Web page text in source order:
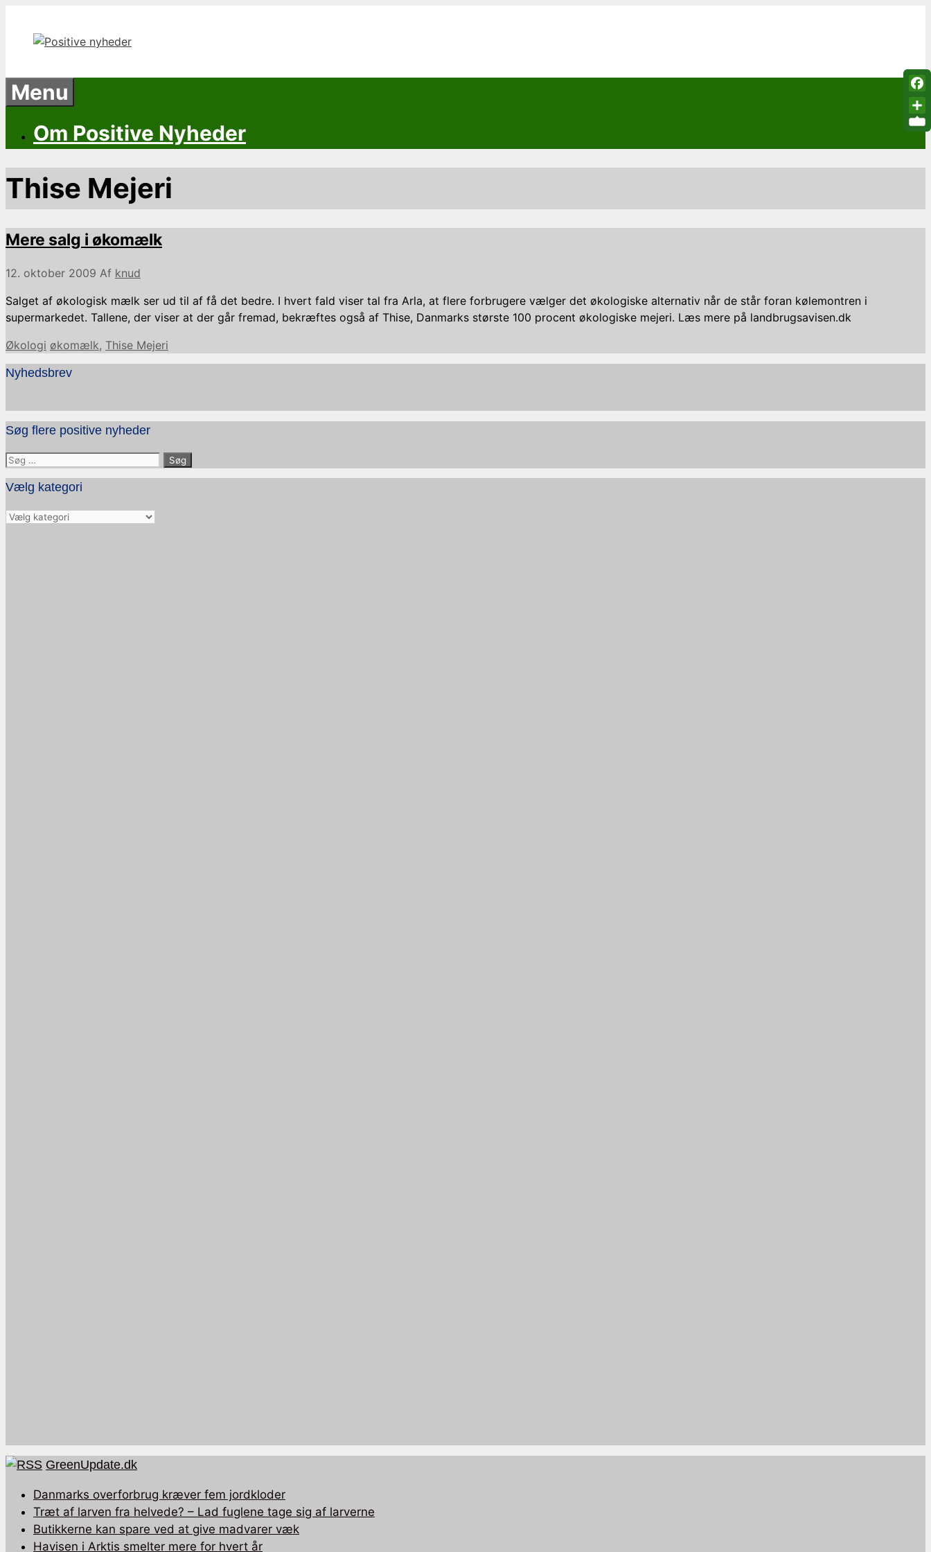
indhold
Menu
Om Positive Nyheder
Thise Mejeri
Mere salg i økomælk
12. oktober 2009 Af knud
Salget af økologisk mælk ser ud til af få det bedre. I hvert fald viser tal fra Arla, at flere forbrugere vælger det økologiske alternativ når de står foran kølemontren i
supermarkedet. Tallene, der viser at der går fremad, bekræftes også af Thise, Danmarks største 100 procent økologiske mejeri. Læs mere på landbrugsavisen.dk
Kategorier
Økologi Tags
økomælk, Thise Mejeri
Nyhedsbrev
Søg flere positive nyheder
Søg
efter:
Vælg kategori
Vælg
GreenUpdate.dk
Danmarks overforbrug kræver fem jordkloder
Træt af larven fra helvede? – Lad fuglene tage sig af larverne
Butikkerne kan spare ved at give madvarer væk
Havisen i Arktis smelter mere for hvert år